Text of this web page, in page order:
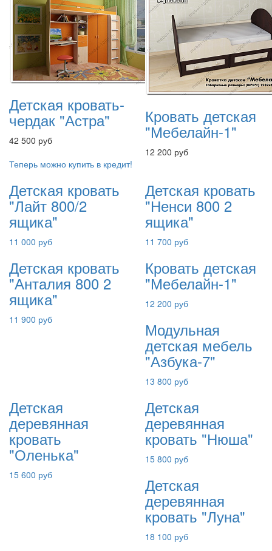
Детская кровать-
чердак "Астра"
42 500 руб
Кровать детская
"Мебелайн-1"
12 200 руб
Теперь можно купить в кредит!
Детская кровать
"Лайт 800/2
ящика"
11 000 руб
Детская кровать
"Ненси 800 2
ящика"
11 700 руб
Детская кровать
"Анталия 800 2
ящика"
11 900 руб
Кровать детская
"Мебелайн-1"
12 200 руб
Модульная
детская мебель
"Азбука-7"
13 800 руб
Детская
деревянная
кровать
"Оленька"
15 600 руб
Детская
деревянная
кровать "Нюша"
15 800 руб
Детская
деревянная
кровать "Луна"
18 100 руб